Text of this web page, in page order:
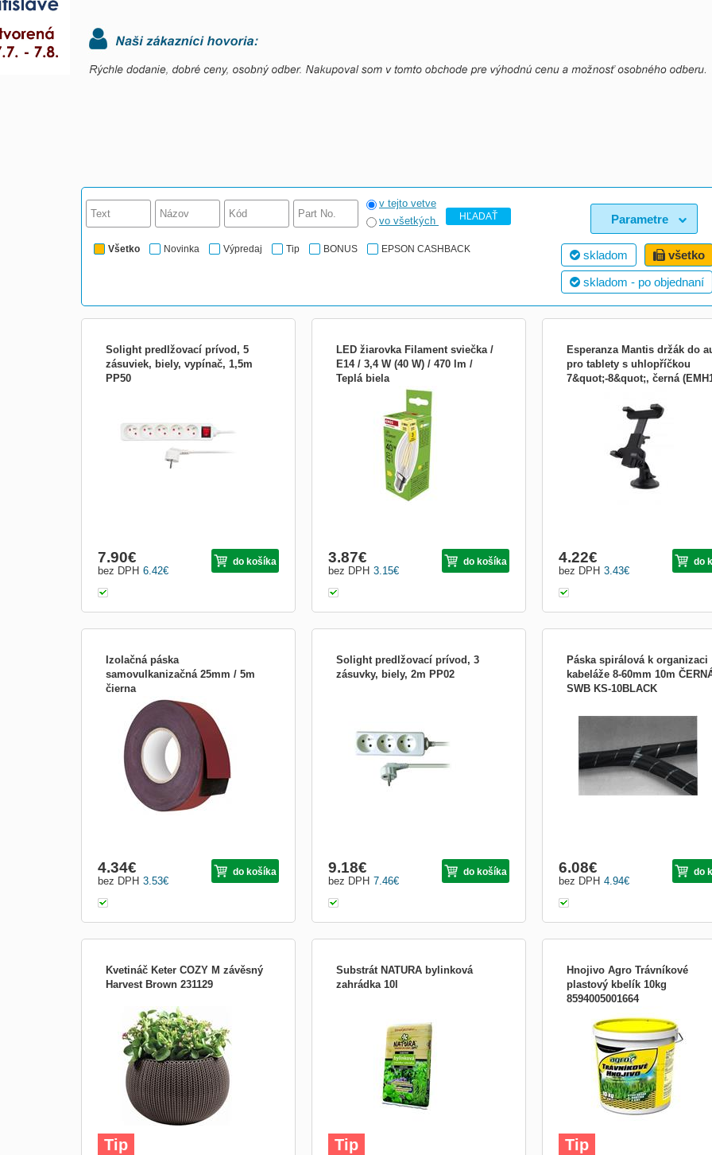
skladom
všetko
skladom - po objednaní
Parametre
v tejto vetve
vo všetkých
HĽADAŤ
Všetko Novinka Výpredaj Tip BONUS EPSON CASHBACK
Solight predlžovací prívod, 5
zásuviek, biely, vypínač, 1,5m
PP50
6.42€
bez DPH
7.90€ do košíka
LED žiarovka Filament sviečka /
E14 / 3,4 W (40 W) / 470 lm /
Teplá biela
energetická trieda: D|farba svetla: teplá
biela|index podania farieb (CRI): Ra
>80|kompatibilita: –|náhrada za žiarovku:
40 W|napätie: 230 V~/50 Hz|notifikácie do
mobilnej aplikácie: nie|ovládanie hlasovými
asistentmi: nie|pätica (uchytenie žiarovky):
3.15€
bez DPH
3.87€ do košíka
Esperanza Mantis držák do
pro tablety s uhlopříčkou
7&quot;-8&quot;, černá
úhlopříčkami od 7&quot; do 8&quot;,
možnost otočení o 360stupňů, upínací
šířka od 65 do 150 mm. Esperanza
MANTIS lze jednoduše namontovat na
jakýkoli hladký povrch, jako je čelní
3.43€
bez DPH
4.22€ do
Izolačná páska
samovulkanizačná 25mm / 5m
čierna
dĺžka návinu: 5 m|elektrická pevnosť
minimálne: 14 kV/mm|elektrická pevnosť
po vlhku minimálne: neuvádza sa|farba:
čierna|hrúbka pásky: 0,76 mm|integrovaná
textilná sieťka: nie|materiál lepidla:
guma|odolné UV: neuvádza
sa|odporúčaná skladovacia teplota:
3.53€
bez DPH
4.34€ do košíka
Solight predlžovací prívod, 3
zásuvky, biely, 2m PP02
7.46€
bez DPH
9.18€ do košíka
Páska spirálová k organizaci
kabeláže 8-60mm 10m
SWB KS-10BLACK
m, pro kabelové svazky 8 - 60 mm.
4.94€
bez DPH
6.08€ do
Kvetináč Keter COZY M závěsný
Harvest Brown 231129
Závesný nízkoúdržbový kvetináč Keter
Cozy M napodobňuje vzor pletenia a tak
svojim dizajnom silno pripomína prírodnú
ratanovú väzbu. Kvety v ňom prirodzene
vyniknú a dodá tak zvolenému prostrediu
výnimočne estetický vzhľad, či už ho
budete mať vonku al...
Tip
Substrát NATURA bylinková
zahrádka 10l
potřeby bylinek a zeleného koření se
startovací dávkou organického hnojiva pro
BIO pěstování. Jedinečná struktura
zaručuje rostlinám optimální provzdušnění
kořenového balu, a tím urychluje růst
kořenů. Díky vysoké
Tip
Hnojivo Agro Trávníkové
plastový kbelík 10kg
8594005001664
travních ploch na začátku i během
vegetace. - bezchloridové hnojivo - pro
všechny typy trávníků - hnojivo má
účinek a je nezbytné pro zdravý růst a
vzhled trávníku - hořčík - pro sytě
barvu trávníku
Tip